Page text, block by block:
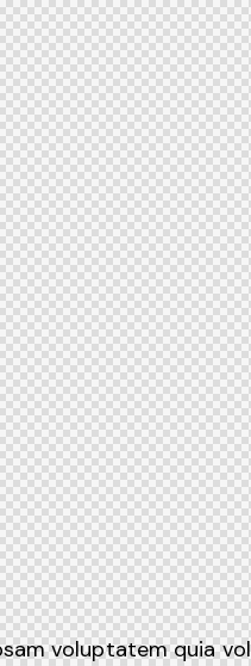
voluptatem quia